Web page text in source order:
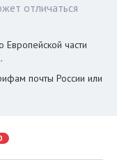
отличаться
части
почты России или